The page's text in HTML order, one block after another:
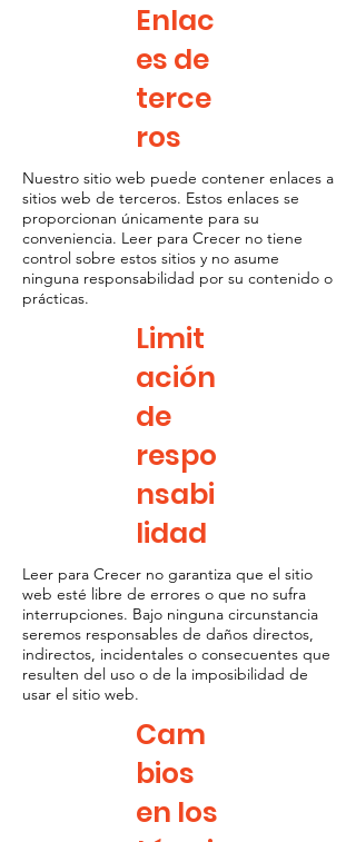
Enlac
es de
terce
ros
Nuestro sitio web puede contener enlaces a
sitios web de terceros. Estos enlaces se
proporcionan únicamente para su
conveniencia. Leer para Crecer no tiene
control sobre estos sitios y no asume
ninguna responsabilidad por su contenido o
prácticas.
Limit
ación
de
respo
nsabi
lidad
Leer para Crecer no garantiza que el sitio
web esté libre de errores o que no sufra
interrupciones. Bajo ninguna circunstancia
seremos responsables de daños directos,
indirectos, incidentales o consecuentes que
resulten del uso o de la imposibilidad de
usar el sitio web.
Cam
bios
en los